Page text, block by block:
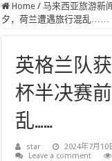
Home / 马来西亚旅游新
夕，荷兰遭遇旅行混乱……
英格兰队获
杯半决赛
乱……
star 2024年7月10
Leave a comment